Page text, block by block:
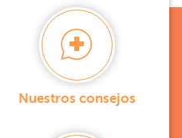
Nuestros consejos